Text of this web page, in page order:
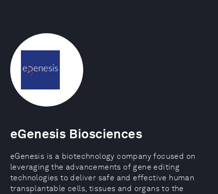
eGenesis Biosciences
eGenesis is a biotechnology company focused on
leveraging the advancements of gene editing
technologies to deliver safe and effective human
transplantable cells, tissues and organs to the